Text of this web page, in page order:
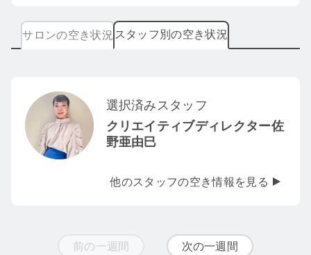
サロンの空き状況 スタッフ別の空き状況
選択済みスタッフ
クリエイティブディレクター佐
野亜由巳
他のスタッフの空き情報を見る
前の一週間 次の一週間